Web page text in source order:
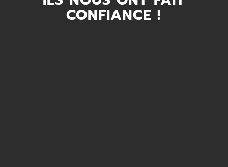
CONFIANCE !